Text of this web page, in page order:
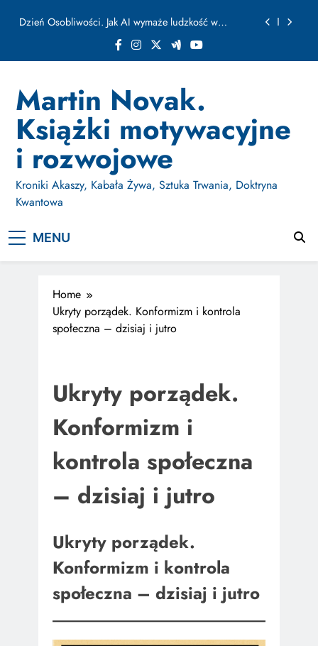
Jak Budować Myślokształty Powodzenia
Jak Projektować i Aktywować Myślokształty dla
Osiągania Celów w Codziennym Życiu
Dzień Osobliwości. Jak AI wymaże ludzkość w
ułamku sekundy
Jak Budować Myślokształty Powodzenia
Jak Projektować i Aktywować Myślokształty dla
Osiągania Celów w Codziennym Życiu
Martin Novak.
Książki motywacyjne
i rozwojowe
Kroniki Akaszy, Kabała Żywa, Sztuka Trwania, Doktryna
Kwantowa
MENU
Home
Ukryty porządek. Konformizm i kontrola
społeczna – dzisiaj i jutro
Ukryty porządek.
Konformizm i
kontrola społeczna
– dzisiaj i jutro
Ukryty porządek.
Konformizm i kontrola
społeczna – dzisiaj i jutro